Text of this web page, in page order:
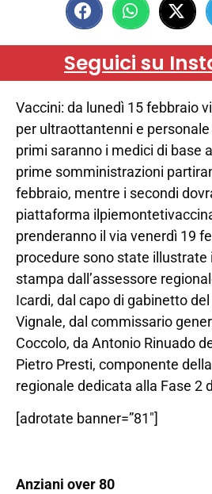
Seguici su
Vaccini: da lunedì 15 febbraio
per ultraottantenni e
primi saranno i medici di base
prime somministrazioni
febbraio, mentre i secondi
piattaforma
prenderanno il via venerdì 19
procedure sono state illustrate
stampa dall’assessore
Icardi, dal capo di gabinetto
Vignale, dal commissario
Coccolo, da Antonio Rinuado
Pietro Presti, componente
regionale dedicata alla Fase 2
[adrotate banner=”81″]
Anziani over 80